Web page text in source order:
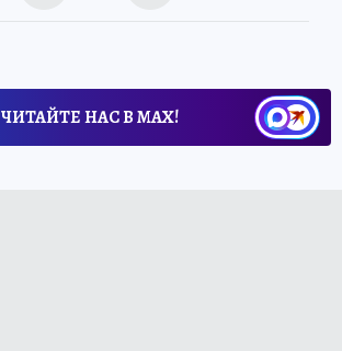
ЧИТАЙТЕ НАС В МАХ!